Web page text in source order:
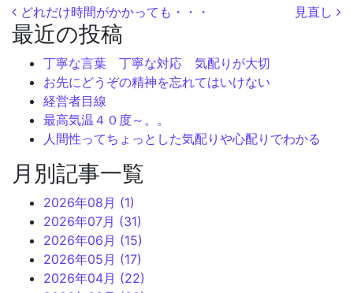
投稿ナビゲーション
どれだけ時間がかかっても・・・ 見直し
最近の投稿
丁寧な言葉 丁寧な対応 気配りが大切
お先にどうぞの精神を忘れてはいけない
経営者目線
最高気温４０度～。。
人間性ってちょっとした気配りや心配りでわかる
月別記事一覧
2026年08月 (1)
2026年07月 (31)
2026年06月 (15)
2026年05月 (17)
2026年04月 (22)